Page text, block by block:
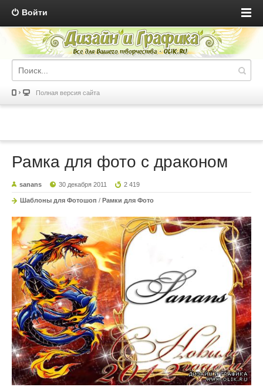
Войти
Полная версия сайта
Рамка для фото с драконом
sanans 30 декабря 2011 2 419
Шаблоны для Фотошоп / Рамки для Фото